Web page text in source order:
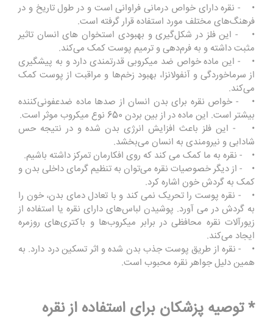
• - نقره دارای خواص درمانی فراوانی است و در طول تاریخ و در
فرهنگ‌های مختلف مورد استفاده قرار گرفته است.
• - این فلز در شکل‌گیری و بهبودی استخوان های انسان تاثیر
مثبت داشته و به فرم‌دهی و ترمیم پوست کمک می‌کند.
• - این ماده خواص ضد میکروبی قدرتمندی دارد و به پیشگیری
از سرماخوردگی و آنفولانزا، بهبود زخم‌ها و مراقبت از پوست کمک
می‌کند.
• - خواص نقره برای بدن انسان از صدها ماده ضد‌عفونی‌کننده
بیشتر است. این ماده در از بین بردن 650 نوع میکروب موثر است.
• - این فلز باعث افزایش انرژی بدن شده و در نتیجه حس
شادابی و نیرومندی به انسان می‌بخشد.
• - نقره به ما کمک می کند که روی افکارمان تمرکز داشته باشیم.
• - از دیگر خصوصیات نقره می‌توان به تنظیم گرمای داخلی بدن و
کمک به گردش خون اشاره کرد.
• - نقره پوست را تحریک نمی کند و با تعادل دمای بدن، خون را
به گردش در می آورد. پوشیدن لباس‌های دارای نقره یا استفاده از
زیورآلات نقره محافظی در برابر میکروب‌ها و باکتری‌های روزمره
ایجاد می‌کند.
• - نقره از طریق پوست جذب بدن شده و اثر تسکین درد دارد. به
همین دلیل جواهر نقره محبوب است.
* توصیه پزشکان برای استفاده از نقره